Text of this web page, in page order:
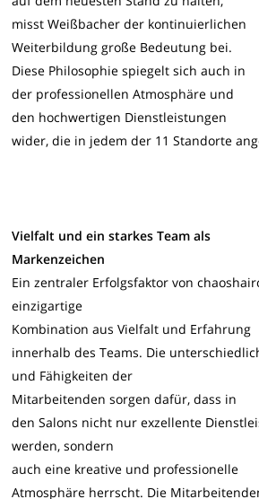
misst Weißbacher der kontinuierlichen
Weiterbildung große Bedeutung bei.
Diese Philosophie spiegelt sich auch in
der professionellen Atmosphäre und
den hochwertigen Dienstleistungen
wider, die in jedem der 11 Standorte
Vielfalt und ein starkes Team als
Markenzeichen
Ein zentraler Erfolgsfaktor von
einzigartige
Kombination aus Vielfalt und Erfahrung
innerhalb des Teams. Die
und Fähigkeiten der
Mitarbeitenden sorgen dafür, dass in
den Salons nicht nur exzellente
werden, sondern
auch eine kreative und professionelle
Atmosphäre herrscht. Die